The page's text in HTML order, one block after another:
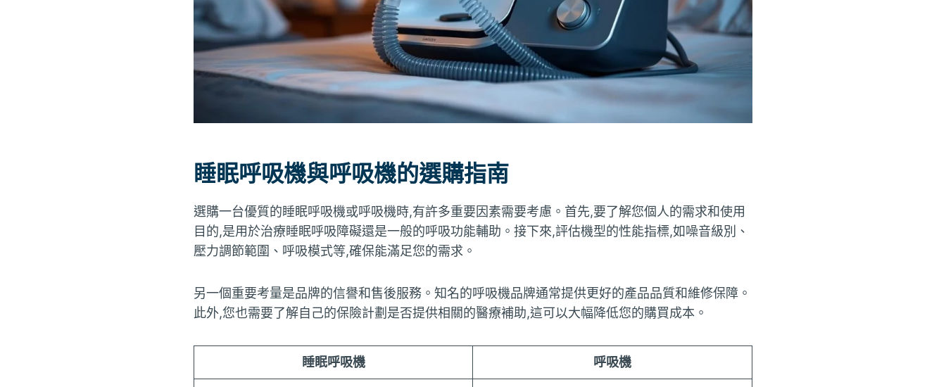
睡眠呼吸機與呼吸機的選購指南
選購一台優質的睡眠呼吸機或呼吸機時,有許多重要因素需要考慮。首先,要了解您個人的需求和使用
目的,是用於治療睡眠呼吸障礙還是一般的呼吸功能輔助。接下來,評估機型的性能指標,如噪音級別、
壓力調節範圍、呼吸模式等,確保能滿足您的需求。
另一個重要考量是品牌的信譽和售後服務。知名的呼吸機品牌通常提供更好的產品品質和維修保障。
此外,您也需要了解自己的保險計劃是否提供相關的醫療補助,這可以大幅降低您的購買成本。
睡眠呼吸機 呼吸機